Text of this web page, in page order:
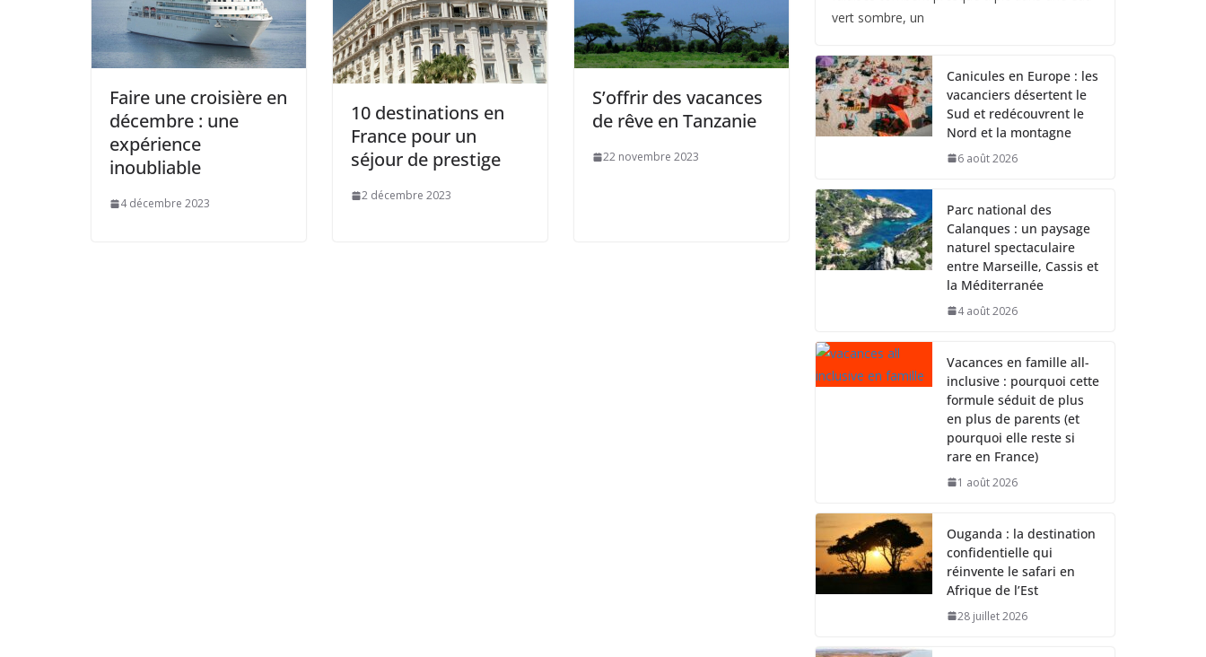
Faire une croisière en
décembre : une
expérience
inoubliable
4 décembre 2023
10 destinations en
France pour un
séjour de prestige
2 décembre 2023
S’offrir des vacances
de rêve en Tanzanie
22 novembre 2023
vert sombre, un
Canicules en Europe : les
vacanciers désertent le
Sud et redécouvrent le
Nord et la montagne
6 août 2026
Parc national des
Calanques : un paysage
naturel spectaculaire
entre Marseille, Cassis et
la Méditerranée
4 août 2026
Vacances en famille all-
inclusive : pourquoi cette
formule séduit de plus
en plus de parents (et
pourquoi elle reste si
rare en France)
1 août 2026
Ouganda : la destination
confidentielle qui
réinvente le safari en
Afrique de l’Est
28 juillet 2026